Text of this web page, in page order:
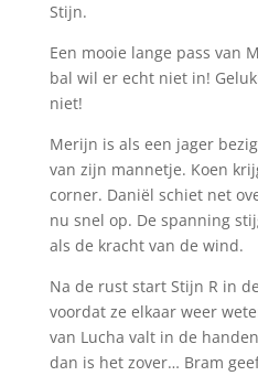
Stijn.
Een mooie lange pass van
bal wil er echt niet in!
niet!
Merijn is als een jager
van zijn mannetje. Koen
corner. Daniël schiet net
nu snel op. De spanning
als de kracht van de wind.
Na de rust start Stijn R in
voordat ze elkaar weer
van Lucha valt in de
dan is het zover… Bram